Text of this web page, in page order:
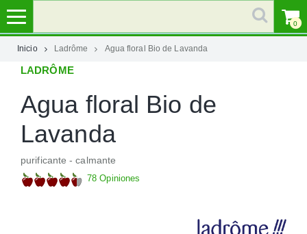
MI
MARCAS
CATEGORÍAS
0
Inicio Ladrôme Agua floral Bio de Lavanda
LADRÔME
Agua floral Bio de
Lavanda
purificante - calmante
78 Opiniones